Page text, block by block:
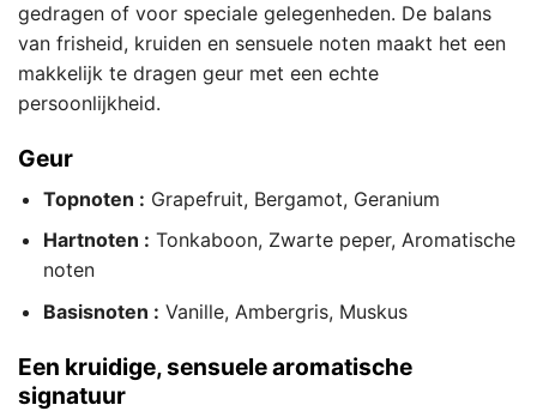
gedragen of voor speciale gelegenheden. De balans
van frisheid, kruiden en sensuele noten maakt het een
makkelijk te dragen geur met een echte
persoonlijkheid.
Geur
Topnoten : Grapefruit, Bergamot, Geranium
Hartnoten : Tonkaboon, Zwarte peper, Aromatische
noten
Basisnoten : Vanille, Ambergris, Muskus
Een kruidige, sensuele aromatische
signatuur